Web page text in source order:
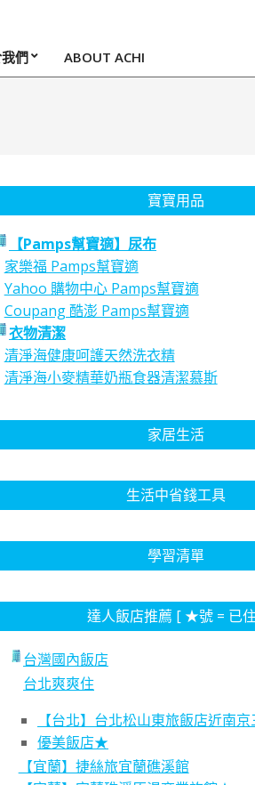
們 ABOUT ACHI
寶寶用品
【Pamps幫寶適】尿布
家樂福 Pamps幫寶適
Yahoo 購物中心 Pamps幫寶適
Coupang 酷澎 Pamps幫寶適
衣物清潔
清淨海健康呵護天然洗衣精
清淨海小麥精華奶瓶食器清潔慕斯
家居生活
生活中省錢工具
學習清單
達人飯店推薦 [ ★號 = 已
台灣國內飯店
台北爽爽住
【台北】台北松山東旅飯店近南
優美飯店★
【宜蘭】捷絲旅宜蘭礁溪館